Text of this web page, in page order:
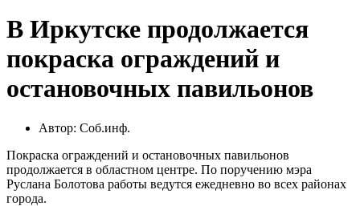
В Иркутске продолжается
покраска ограждений и
остановочных павильонов
Автор: Соб.инф.
Покраска ограждений и остановочных павильонов
продолжается в областном центре. По поручению мэра
Руслана Болотова работы ведутся ежедневно во всех районах
города.